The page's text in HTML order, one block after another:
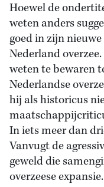
Hoewel de
weten anders
goed in zijn
Nederland
weten te bewaren
Nederlandse
hij als historicus
In iets meer dan
Vanvugt de
geweld die
overzeese